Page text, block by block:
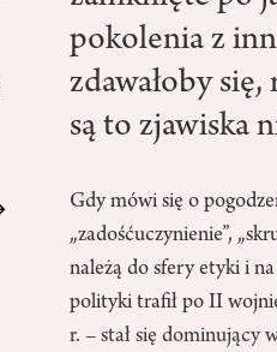
pokolenia z
zdawałoby
są to zjawiska
Gdy mówi się o
„zadośćuczynienie”,
należą do sfery etyki i
polityki trafił po II
r. – stał się dominujący